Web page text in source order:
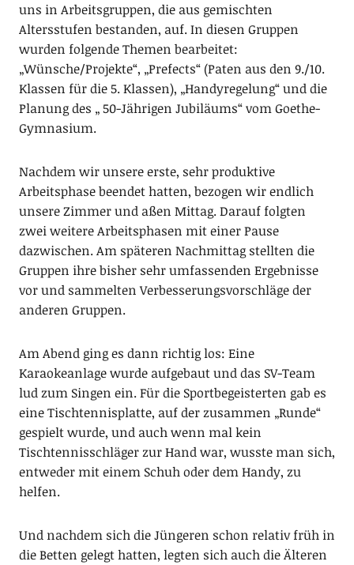
uns in Arbeitsgruppen, die aus gemischten
Altersstufen bestanden, auf. In diesen Gruppen
wurden folgende Themen bearbeitet:
„Wünsche/Projekte“, „Prefects“ (Paten aus den 9./10.
Klassen für die 5. Klassen), „Handyregelung“ und die
Planung des „ 50-Jährigen Jubiläums“ vom Goethe-
Gymnasium.
Nachdem wir unsere erste, sehr produktive
Arbeitsphase beendet hatten, bezogen wir endlich
unsere Zimmer und aßen Mittag. Darauf folgten
zwei weitere Arbeitsphasen mit einer Pause
dazwischen. Am späteren Nachmittag stellten die
Gruppen ihre bisher sehr umfassenden Ergebnisse
vor und sammelten Verbesserungsvorschläge der
anderen Gruppen.
Am Abend ging es dann richtig los: Eine
Karaokeanlage wurde aufgebaut und das SV-Team
lud zum Singen ein. Für die Sportbegeisterten gab es
eine Tischtennisplatte, auf der zusammen „Runde“
gespielt wurde, und auch wenn mal kein
Tischtennisschläger zur Hand war, wusste man sich,
entweder mit einem Schuh oder dem Handy, zu
helfen.
Und nachdem sich die Jüngeren schon relativ früh in
die Betten gelegt hatten, legten sich auch die Älteren